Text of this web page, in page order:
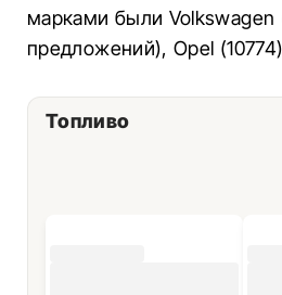
марками были Volkswagen
предложений), Opel
Топливо